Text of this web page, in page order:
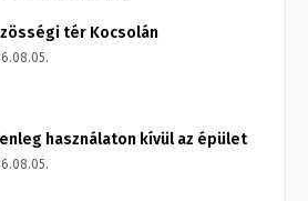
tér Kocsolán
használaton kívül az épület